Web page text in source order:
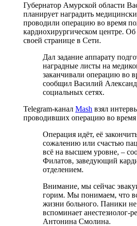
Губернатор Амурской области
планирует наградить
проводили операцию во время
кардиохирургическом центре.
своей странице в Сети.
Дал задание аппарату
наградные листы на
заканчивали операцию во
сообщил Василий
социальных сетях.
Telegram-канал Mash взял
проводивших операцию во
Операция идёт, её
сожалению или счастью
всё на высшем уровне, –
Филатов, заведующий
отделением.
Внимание, мы сейчас
горим. Мы понимаем, что
жизни больного. Паники
вспоминает анестезиолог-
Антонина Смолина.